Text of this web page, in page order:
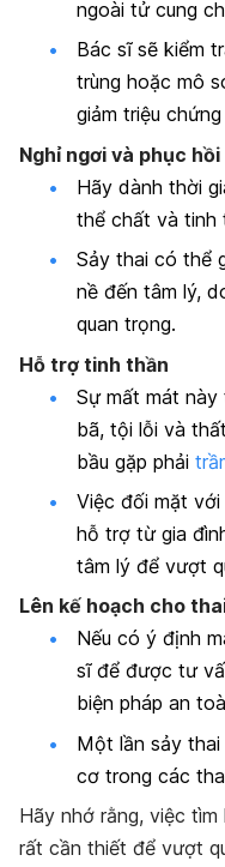
ngoài tử cung
Bác sĩ sẽ kiểm
trùng hoặc mô
giảm triệu
Nghỉ ngơi và phục
Hãy dành thời
thể chất và tinh
Sảy thai có thể
nề đến tâm lý,
quan trọng.
Hỗ trợ tinh thần
Sự mất mát này
bã, tội lỗi và
bầu gặp phải
Việc đối mặt
hỗ trợ từ gia
tâm lý để vượt
Lên kế hoạch cho
Nếu có ý định
sĩ để được tư
biện pháp an
Một lần sảy
cơ trong các
Hãy nhớ rằng, việc
rất cần thiết để vượt